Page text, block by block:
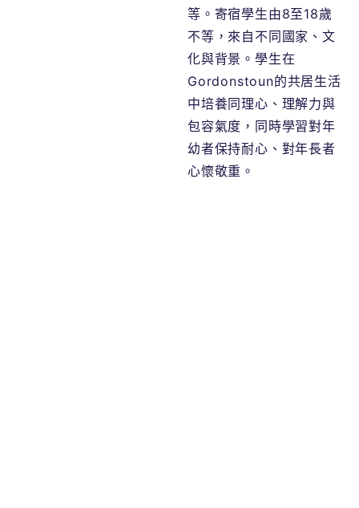
等。寄宿學生由8至18歲
不等，來自不同國家、文
化與背景。學生在
Gordonstoun的共居生活
中培養同理心、理解力與
包容氣度，同時學習對年
幼者保持耐心、對年長者
心懷敬重。